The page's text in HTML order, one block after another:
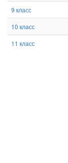
9 класс
10 класс
11 класс